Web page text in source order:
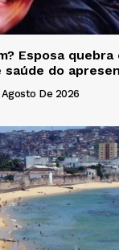
Esposa quebra
saúde do
De 2026